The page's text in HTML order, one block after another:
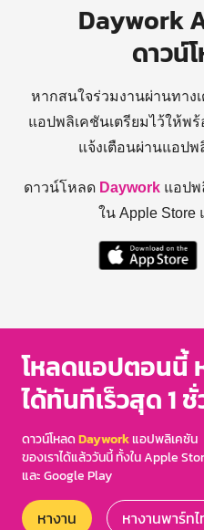
Daywork
ดาวน์
หากสนใจร่วมงานผ่านทาง
แอปพลิเคชันเตรียมไว้ให้พร้
แจ้งเตือนผ่านแอป
ดาวน์โหลด Daywork แอปพ
ใน Apple Store
โหลดแอปตอนนี้
ได้ทันทีเร็วสุด 1 ชั่
ดาวน์โหลดDayworkแอปพลิเคชัน
ของเราได้แล้ววันนี้ ทั้งใน Apple
และ Google Play
หางาน หางานพาร์ท